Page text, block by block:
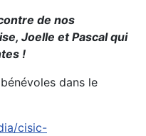
de nos
Joelle et Pascal qui
!
dans le
cisic-